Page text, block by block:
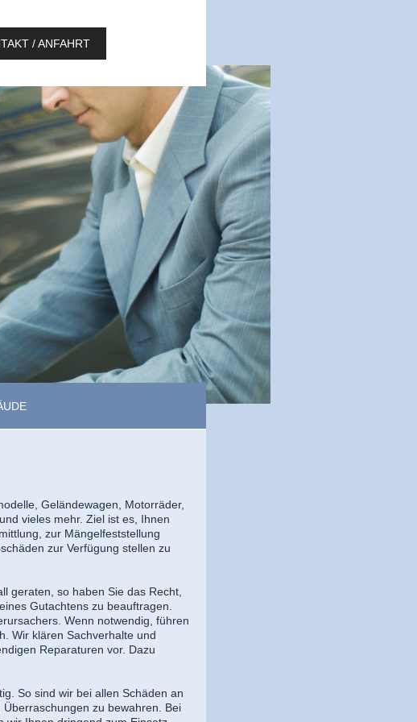
/ ANFAHRT
Geländewagen, Motorräder,
vieles mehr. Ziel ist es, Ihnen
zur Mängelfeststellung
zur Verfügung stellen zu
geraten, so haben Sie das Recht,
Gutachtens zu beauftragen.
Wenn notwendig, führen
Wir klären Sachverhalte und
Reparaturen vor. Dazu
So sind wir bei allen Schäden an
zu bewahren. Bei